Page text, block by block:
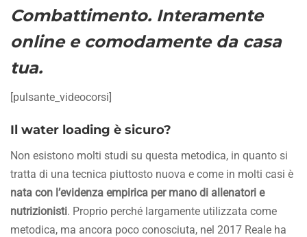
Combattimento. Interamente
online e comodamente da casa
tua.
[pulsante_videocorsi]
Il water loading è sicuro?
Non esistono molti studi su questa metodica, in quanto si
tratta di una tecnica piuttosto nuova e come in molti casi è
nata con l’evidenza empirica per mano di allenatori e
nutrizionisti. Proprio perché largamente utilizzata come
metodica, ma ancora poco conosciuta, nel 2017 Reale ha